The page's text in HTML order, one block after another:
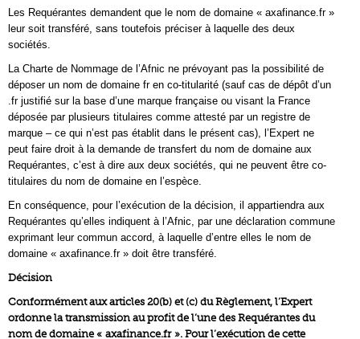
Les Requérantes demandent que le nom de domaine « axafinance.fr »
leur soit transféré, sans toutefois préciser à laquelle des deux
sociétés.
La Charte de Nommage de l’Afnic ne prévoyant pas la possibilité de
déposer un nom de domaine fr en co-titularité (sauf cas de dépôt d’un
.fr justifié sur la base d’une marque française ou visant la France
déposée par plusieurs titulaires comme attesté par un registre de
marque – ce qui n’est pas établit dans le présent cas), l’Expert ne
peut faire droit à la demande de transfert du nom de domaine aux
Requérantes, c’est à dire aux deux sociétés, qui ne peuvent être co-
titulaires du nom de domaine en l’espèce.
En conséquence, pour l’exécution de la décision, il appartiendra aux
Requérantes qu’elles indiquent à l’Afnic, par une déclaration commune
exprimant leur commun accord, à laquelle d’entre elles le nom de
domaine « axafinance.fr » doit être transféré.
Décision
Conformément aux articles 20(b) et (c) du Règlement, l’Expert
ordonne la transmission au profit de l’une des Requérantes du
nom de domaine « axafinance.fr ». Pour l’exécution de cette